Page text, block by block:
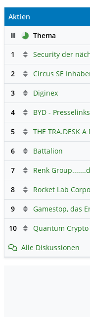
Aktien
PauseThema
1
2
3 Diginex
4 BYD - Presselinks
5
6 Battalion
7
8
9
10
Alle Diskussionen